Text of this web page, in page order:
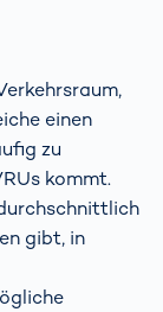
einen
zu
kommt.
gibt, in